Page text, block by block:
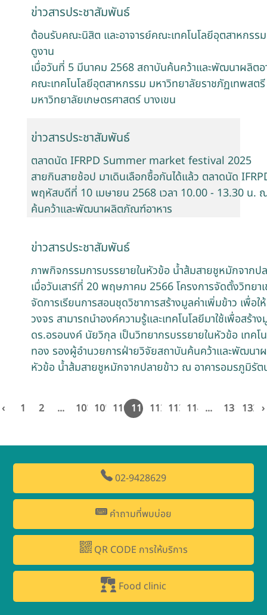
ข่าวสารประชาสัมพันธ์
ต้อนรับคณะนิสิต และอาจารย์คณะเทคโนโลยีอุตสาหกรร
ดูงาน
เมื่อวันที่ 5 มีนาคม 2568 สถาบันค้นคว้าและพัฒนาผลิตอ
คณะเทคโนโลยีอุตสาหกรรม มหาวิทยาลัยราชภัฏเทพสต
มหาวิทยาลัยเกษตรศาสตร์ บางเขน
ข่าวสารประชาสัมพันธ์
ตลาดนัด IFRPD Summer market festival 2025
สายกินสายช้อป มาเดินเลือกซื้อกันได้แล้ว ตลาดนัด
พฤหัสบดีที่ 10 เมษายน 2568 เวลา 10.00 - 13.30 น.
ค้นคว้าและพัฒนาผลิตภัณฑ์อาหาร
ข่าวสารประชาสัมพันธ์
ภาพกิจกรรมการบรรยายในหัวข้อ น้ำส้มสายชูหมักจากป
เมื่อวันเสาร์ที่ 20 พฤษภาคม 2566 โครงการจัดตั้งวิทย
จัดการเรียนการสอนชุดวิชาการสร้างมูลค่าเพิ่มข้าว เพื่อ
วงจร สามารถนำองค์ความรู้และเทคโนโลยีมาใช้เพื่อสร้า
ดร.อรอนงค์ นัยวิกุล เป็นวิทยากรบรรยายในหัวข้อ เทคโ
ทอง รองผู้อำนวยการฝ่ายวิจัยสถาบันค้นคว้าและพัฒนา
หัวข้อ น้ำส้มสายชูหมักจากปลายข้าว ณ อาคารอมรภูมิรั
‹ 1 2 ... 108 109 110 111 112 113 114 ... 131 132 ›
02-9428629
คำถามที่พบบ่อย
QR CODE การให้บริการ
Food clinic